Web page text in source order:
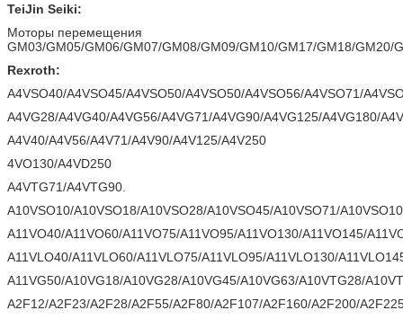
TeiJin Seiki:
Моторы перемещения
GM03/GM05/GM06/GM07/GM08/GM09/GM10/GM17/GM18/GM20/
Rexroth:
A4VSO40/A4VSO45/A4VSO50/A4VSO50/A4VSO56/A4VSO71/
A4VG28/A4VG40/A4VG56/A4VG71/A4VG90/A4VG125/A4VG180/
A4V40/A4V56/A4V71/A4V90/A4V125/A4V250
4VO130/A4VD250
A4VTG71/A4VTG90.
A10VSO10/A10VSO18/A10VSO28/A10VSO45/A10VSO71/
A11VO40/A11VO60/A11VO75/A11VO95/A11VO130/A11VO145/
A11VLO40/A11VLO60/A11VLO75/A11VLO95/A11VLO130/
A11VG50/A10VG18/A10VG28/A10VG45/A10VG63/A10VTG28/
A2F12/A2F23/A2F28/A2F55/A2F80/A2F107/A2F160/A2F200/